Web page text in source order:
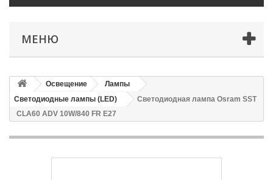
МЕНЮ
Освещение
Лампы
Светодиодные лампы (LED)
Светодиодная лампа Osram SST
CLA60 ADV 10W/840 FR E27